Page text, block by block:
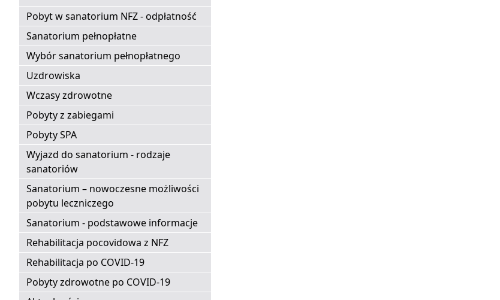
Pobyt w sanatorium NFZ - odpłatność
Sanatorium pełnopłatne
Wybór sanatorium pełnopłatnego
Uzdrowiska
Wczasy zdrowotne
Pobyty z zabiegami
Pobyty SPA
Wyjazd do sanatorium - rodzaje
sanatoriów
Sanatorium – nowoczesne możliwości
pobytu leczniczego
Sanatorium - podstawowe informacje
Rehabilitacja pocovidowa z NFZ
Rehabilitacja po COVID-19
Pobyty zdrowotne po COVID-19